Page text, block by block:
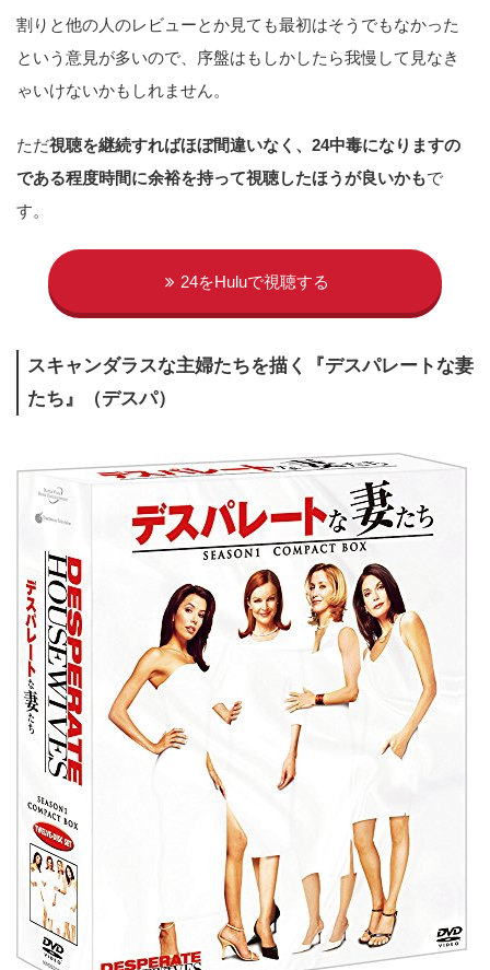
割りと他の人のレビューとか見ても最初はそうでもなかった
という意見が多いので、序盤はもしかしたら我慢して見なき
ゃいけないかもしれません。
ただ視聴を継続すればほぼ間違いなく、24中毒になりますの
である程度時間に余裕を持って視聴したほうが良いかもで
す。
24をHuluで視聴する
スキャンダラスな主婦たちを描く『デスパレートな妻
たち』（デスパ）